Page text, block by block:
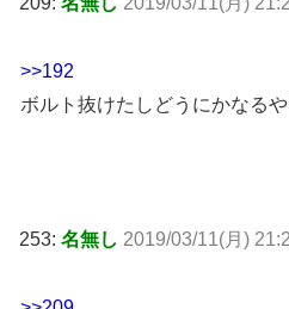
>>192
ボルト抜けたしどうにかなるや
253: 名無し 2019/03/11(月)